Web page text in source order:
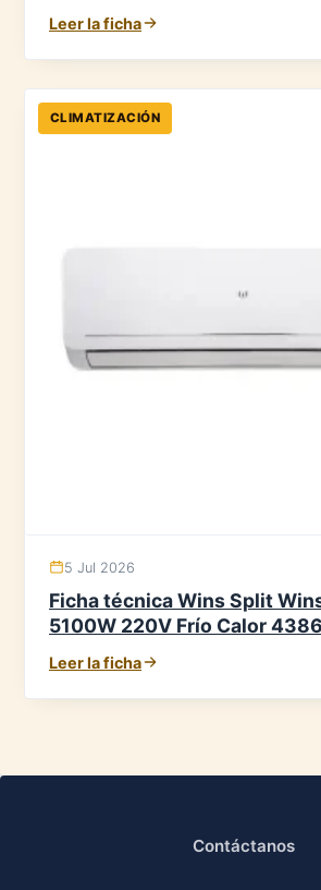
Leer la ficha
CLIMATIZACIÓN
5 Jul 2026
Ficha técnica Wins Split
5100W 220V Frío Calor
Leer la ficha
Contáctanos